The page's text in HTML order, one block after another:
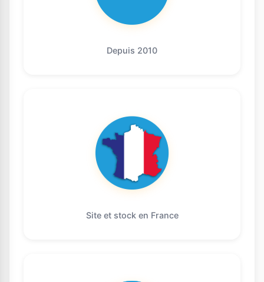
Depuis 2010
Site et stock en France